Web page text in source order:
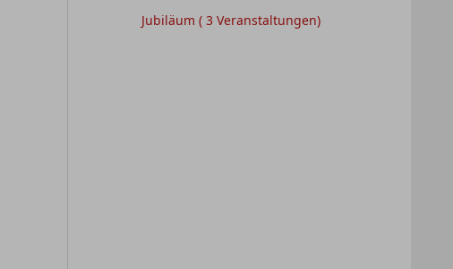
Jubiläum ( 3 Veranstaltungen)